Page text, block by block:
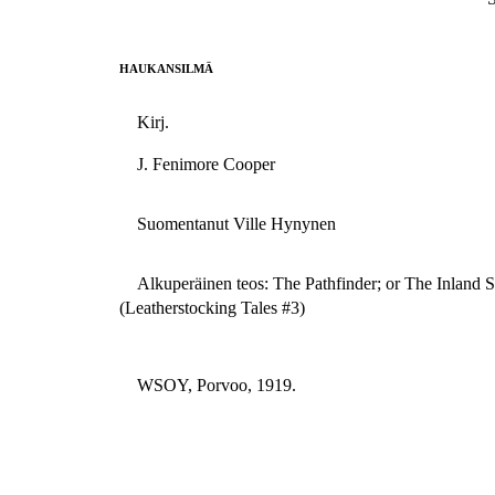
HAUKANSILMÄ
Kirj.
J. Fenimore Cooper
Suomentanut Ville Hynynen
Alkuperäinen teos: The Pathfinder; or The Inland
(Leatherstocking Tales #3)
WSOY, Porvoo, 1919.